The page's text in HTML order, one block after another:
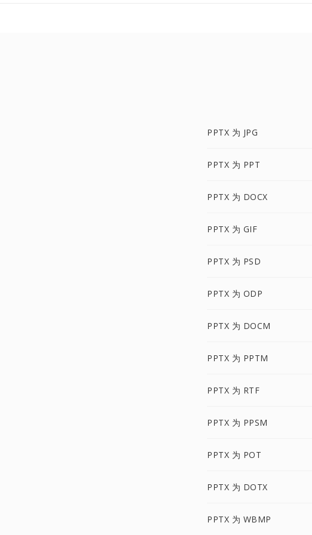
PPTX 为 JPG
PPTX 为 PPT
PPTX 为 DOCX
PPTX 为 GIF
PPTX 为 PSD
PPTX 为 ODP
PPTX 为 DOCM
PPTX 为 PPTM
PPTX 为 RTF
PPTX 为 PPSM
PPTX 为 POT
PPTX 为 DOTX
PPTX 为 WBMP